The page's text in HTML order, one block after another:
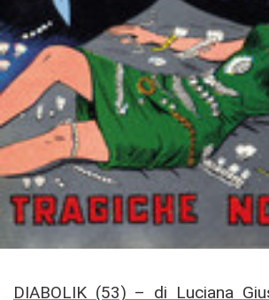
DIABOLIK (53) – di Luciana